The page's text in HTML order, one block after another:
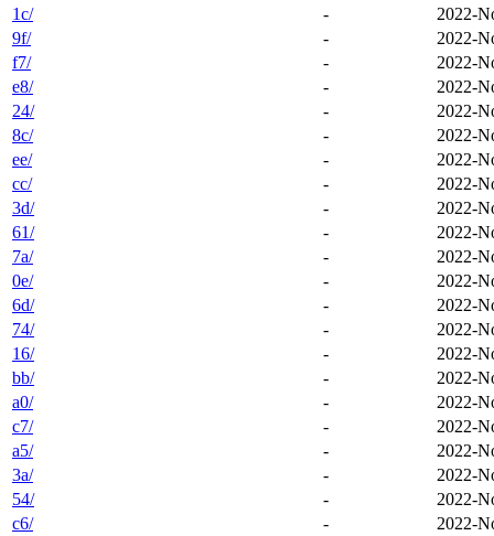
1c/
-
2022-
9f/
-
2022-
f7/
-
2022-
e8/
-
2022-
24/
-
2022-
8c/
-
2022-
ee/
-
2022-
cc/
-
2022-
3d/
-
2022-
61/
-
2022-
7a/
-
2022-
0e/
-
2022-
6d/
-
2022-
74/
-
2022-
16/
-
2022-
bb/
-
2022-
a0/
-
2022-
c7/
-
2022-
a5/
-
2022-
3a/
-
2022-
54/
-
2022-
c6/
-
2022-